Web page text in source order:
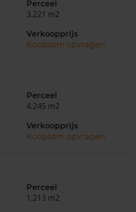
Perceel
3.221 m2
Verkoopprijs
Koopsom opvragen
Perceel
4.245 m2
Verkoopprijs
Koopsom opvragen
Perceel
1.213 m2